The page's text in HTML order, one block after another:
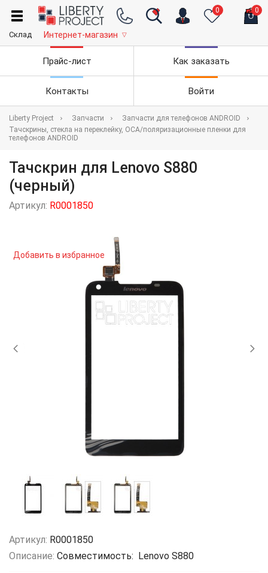
0 0
Склад Интернет-магазин ▽
Прайс-лист Как заказать
Контакты Войти
Liberty Project Запчасти
Запчасти для телефонов ANDROID
Тачскрины, стекла на переклейку, OCA/поляризационные пленки для
телефонов ANDROID
Тачскрин для Lenovo S880
(черный)
Артикул: R0001850
Добавить в избранное
Артикул: R0001850
Описание: Совместимость: Lenovo S880